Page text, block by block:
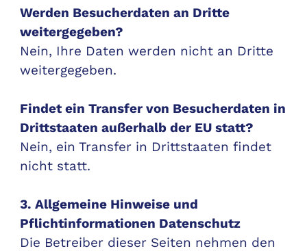
Werden Besucherdaten an Dritte
weitergegeben?
Nein, Ihre Daten werden nicht an Dritte
weitergegeben.
Findet ein Transfer von Besucherdaten in
Drittstaaten außerhalb der EU statt?
Nein, ein Transfer in Drittstaaten findet
nicht statt.
3. Allgemeine Hinweise und
Pflichtinformationen Datenschutz
Die Betreiber dieser Seiten nehmen den